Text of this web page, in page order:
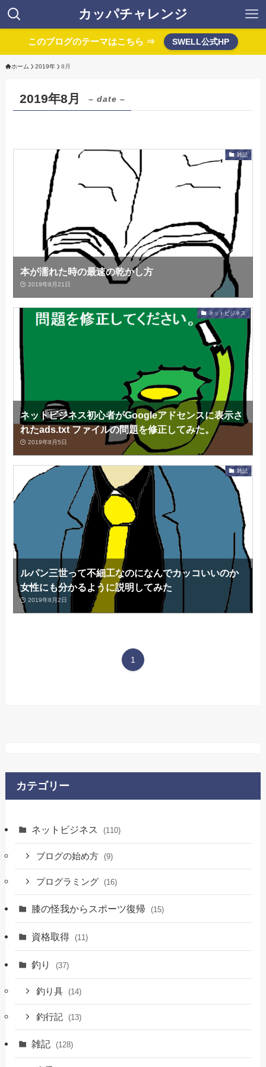
カッパチャレンジ
このブログのテーマはこちら ⇒ SWELL公式HP
ホーム 2019年 8月
2019年8月 – date –
雑記
本が濡れた時の最速の乾かし方
2019年8月21日
ネットビジネス
ネットビジネス初心者がGoogleアドセンスに表示さ
れたads.txt ファイルの問題を修正してみた。
2019年8月5日
雑記
ルパン三世って不細工なのになんでカッコいいのか
女性にも分かるように説明してみた
2019年8月2日
1
カテゴリー
ネットビジネス (110)
ブログの始め方 (9)
プログラミング (16)
膝の怪我からスポーツ復帰 (15)
資格取得 (11)
釣り (37)
釣り具 (14)
釣行記 (13)
雑記 (128)